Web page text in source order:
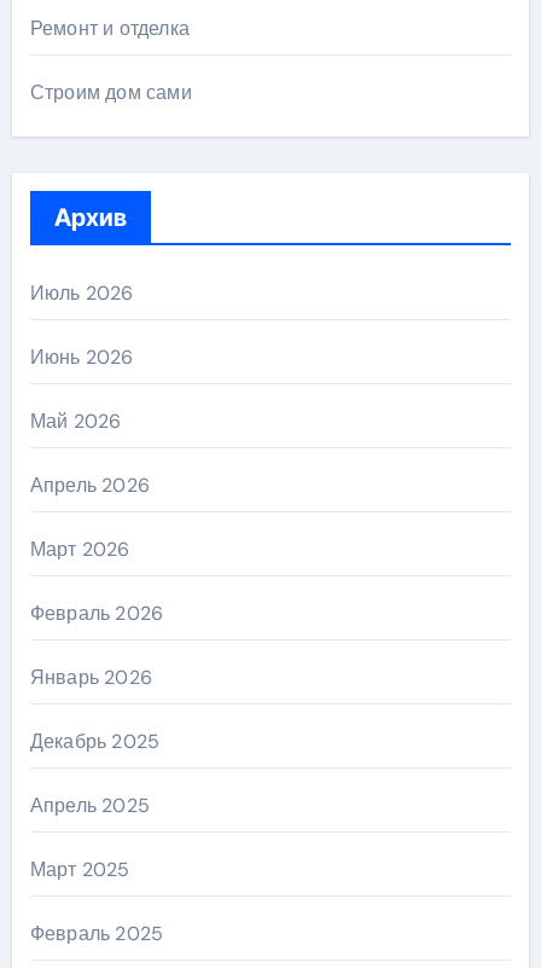
Ремонт и отделка
Строим дом сами
Архив
Июль 2026
Июнь 2026
Май 2026
Апрель 2026
Март 2026
Февраль 2026
Январь 2026
Декабрь 2025
Апрель 2025
Март 2025
Февраль 2025